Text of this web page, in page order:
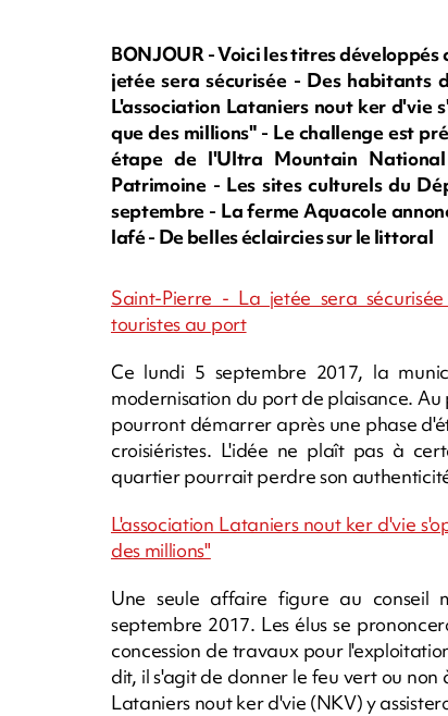
BONJOUR - Voici les titres
jetée sera sécurisée - Des habitants
L'association Lataniers nout ker d'vie
que des millions" - Le challenge est
étape de l'Ultra Mountain National
Patrimoine - Les sites culturels du
septembre - La ferme Aquacole
lafé - De belles éclaircies sur le littoral
Saint-Pierre - La jetée sera
touristes au port
Ce lundi 5 septembre 2017, la
modernisation du port de plaisance.
pourront démarrer après une phase
croisiéristes. L'idée ne plaît pas à
quartier pourrait perdre son
L'association Lataniers nout ker d'vie
des millions"
Une seule affaire figure au conseil
septembre 2017. Les élus se
concession de travaux pour
dit, il s'agit de donner le feu vert ou
Lataniers nout ker d'vie (NKV) y